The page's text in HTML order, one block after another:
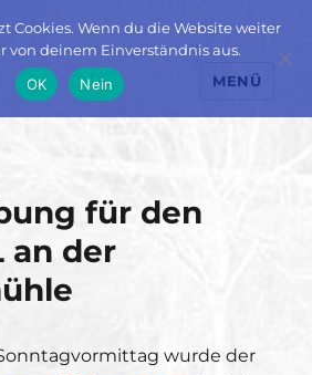
MENÜ
für den
an der
Sonntagvormittag wurde der
Cookies. Wenn du die Website weiter
von deinem Einverständnis aus.
OK
Nein